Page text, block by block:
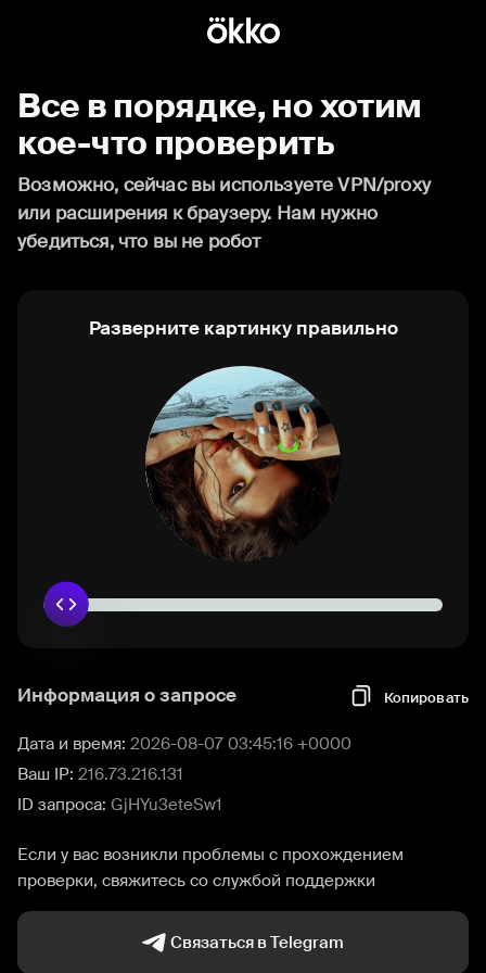
Все в порядке, но хотим
кое-что проверить
Возможно, сейчас вы используете VPN/proxy
или расширения к браузеру. Нам нужно
убедиться, что вы не робот
Разверните картинку правильно
Информация о запросе Копировать
Дата и время: 2026-08-07 03:45:16 +0000
Ваш IP: 216.73.216.131
ID запроса: GjHYu3eteSw1
Если у вас возникли проблемы с прохождением
проверки, свяжитесь со службой поддержки
Связаться в Telegram